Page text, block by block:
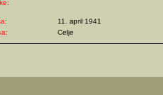
11. april 1941
Celje